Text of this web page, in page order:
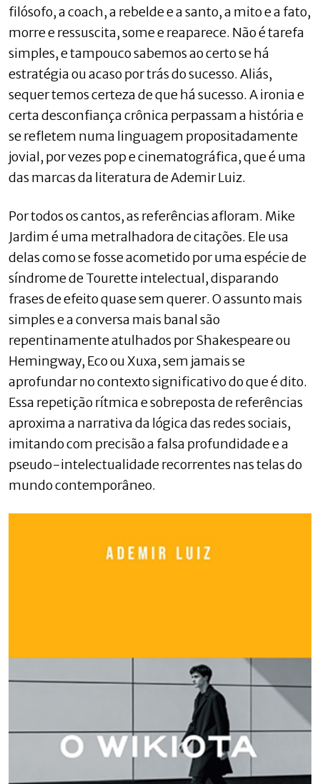
filósofo, a coach, a rebelde e a santo, a mito e a fato,
morre e ressuscita, some e reaparece. Não é tarefa
simples, e tampouco sabemos ao certo se há
estratégia ou acaso por trás do sucesso. Aliás,
sequer temos certeza de que há sucesso. A ironia e
certa desconfiança crônica perpassam a história e
se refletem numa linguagem propositadamente
jovial, por vezes pop e cinematográfica, que é uma
das marcas da literatura de Ademir Luiz.
Por todos os cantos, as referências afloram. Mike
Jardim é uma metralhadora de citações. Ele usa
delas como se fosse acometido por uma espécie de
síndrome de Tourette intelectual, disparando
frases de efeito quase sem querer. O assunto mais
simples e a conversa mais banal são
repentinamente atulhados por Shakespeare ou
Hemingway, Eco ou Xuxa, sem jamais se
aprofundar no contexto significativo do que é dito.
Essa repetição rítmica e sobreposta de referências
aproxima a narrativa da lógica das redes sociais,
imitando com precisão a falsa profundidade e a
pseudo-intelectualidade recorrentes nas telas do
mundo contemporâneo.